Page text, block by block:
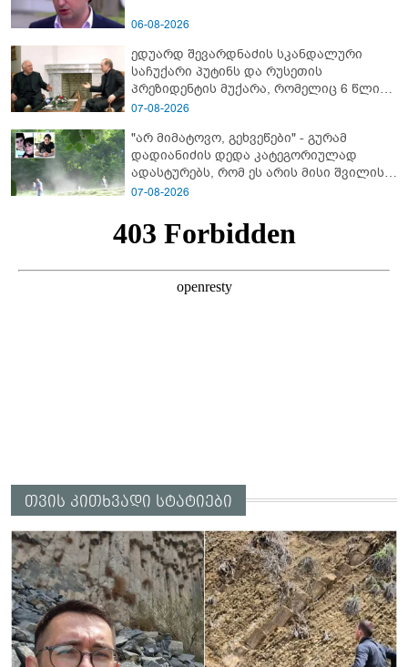
06-08-2026
ედუარდ შევარდნაძის სკანდალური
საჩუქარი პუტინს და რუსეთის
პრეზიდენტის მუქარა, რომელიც 6 წლის
შემდეგ აასრულა
07-08-2026
"არ მიმატოვო, გეხვეწები" - გუ­რა­მ
დადიანიძის დედა კა­ტე­გო­რი­უ­ლად
ადას­ტუ­რებს, რომ ეს არის მისი შვი­ლის
ხმა
07-08-2026
თვის კითხვადი სტატიები